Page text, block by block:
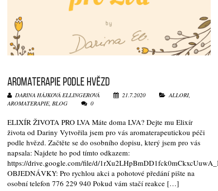
AROMATERAPIE PODLE HVĚZD
DARINA HÁJKOVÁ ELLINGEROVÁ 21.7.2020 ALLORI,
AROMATERAPIE, BLOG 0
ELIXÍR ŽIVOTA PRO LVA Máte doma LVA? Dejte mu Elixír
života od Dariny Vytvořila jsem pro vás aromaterapeutickou péči
podle hvězd. Začtěte se do osobního dopisu, který jsem pro vás
napsala: Najdete ho pod tímto odkazem:
https://drive.google.com/file/d/
OBJEDNÁVKY: Pro rychlou akci a pohotové předání pište na
osobní telefon 776 229 940 Pokud vám stačí reakce […]